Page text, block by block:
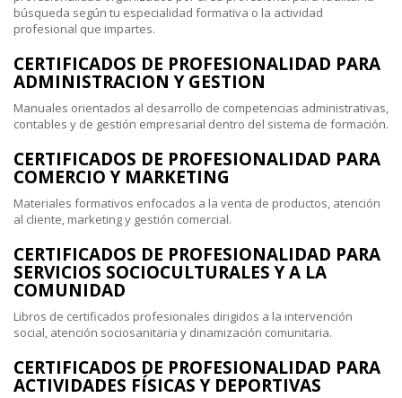
búsqueda según tu especialidad formativa o la actividad
profesional que impartes.
CERTIFICADOS DE PROFESIONALIDAD PARA
ADMINISTRACION Y GESTION
Manuales orientados al desarrollo de competencias administrativas,
contables y de gestión empresarial dentro del sistema de formación.
CERTIFICADOS DE PROFESIONALIDAD PARA
COMERCIO Y MARKETING
Materiales formativos enfocados a la venta de productos, atención
al cliente, marketing y gestión comercial.
CERTIFICADOS DE PROFESIONALIDAD PARA
SERVICIOS SOCIOCULTURALES Y A LA
COMUNIDAD
Libros de certificados profesionales dirigidos a la intervención
social, atención sociosanitaria y dinamización comunitaria.
CERTIFICADOS DE PROFESIONALIDAD PARA
ACTIVIDADES FÍSICAS Y DEPORTIVAS